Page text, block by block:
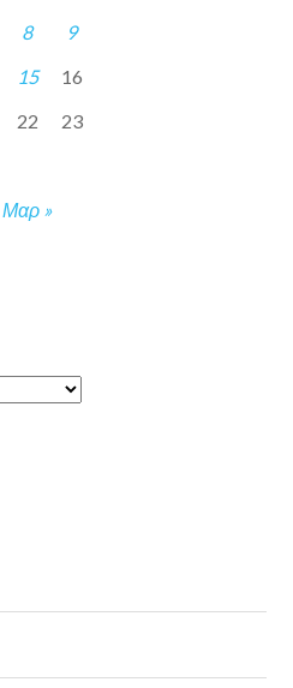
Μαρ »
8
9
15
16
22
23